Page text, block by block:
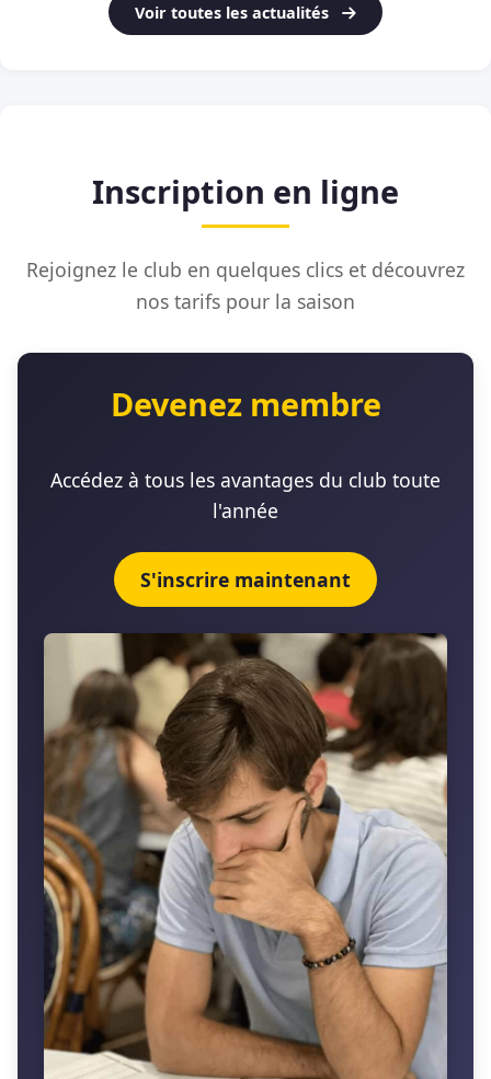
Voir toutes les actualités
Inscription en ligne
Rejoignez le club en quelques clics et découvrez
nos tarifs pour la saison
Devenez membre
Accédez à tous les avantages du club toute
l'année
S'inscrire maintenant